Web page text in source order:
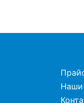
Наши